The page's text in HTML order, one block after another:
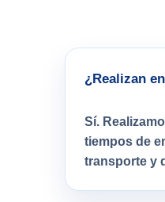
¿Realizan
Sí.
tiempos de
transporte y